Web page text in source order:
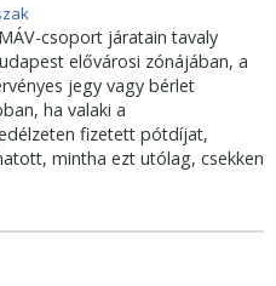
csoport járatain tavaly
elővárosi zónájában, a
jegy vagy bérlet
ha valaki a
fizetett pótdíjat,
mintha ezt utólag, csekken